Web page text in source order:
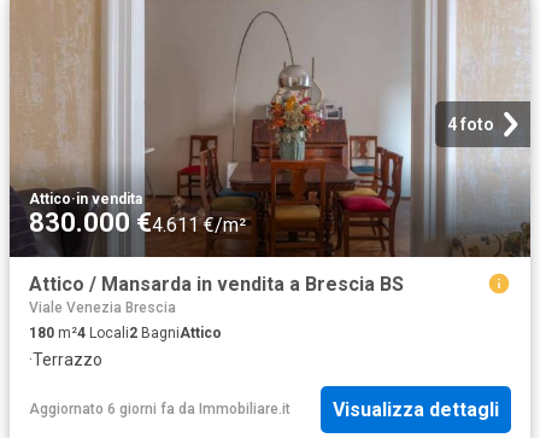
4 foto
Attico·in vendita
830.000 €4.611 €/m²
Attico / Mansarda in vendita a Brescia BS
Viale Venezia Brescia
180 m²4 Locali2 BagniAttico
·Terrazzo
Aggiornato 6 giorni fa da Immobiliare.it Visualizza dettagli